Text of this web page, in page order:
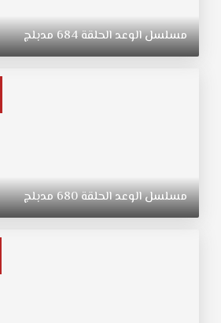
435
مدبلج
قصة
متواضعة
وشابة
وجميلة
مسلسلالوعدالحلقة684مدبلج
مسلسلالوعدالحلقة680مدبلج